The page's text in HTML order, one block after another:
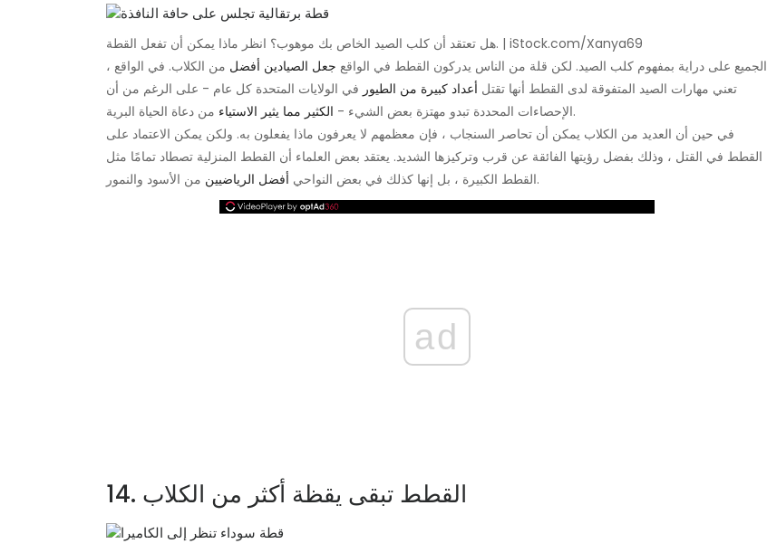
هل تعتقد أن كلب الصيد الخاص بك موهوب؟ انظر ماذا يمكن أن تفعل القطة. | iStock.com/Xanya69
الجميع على دراية بمفهوم كلب الصيد. لكن قلة من الناس يدركون القطط في الواقع جعل الصيادين أفضل من الكلاب. في الواقع ،
تعني مهارات الصيد المتفوقة لدى القطط أنها تقتل أعداد كبيرة من الطيور في الولايات المتحدة كل عام - على الرغم من أن
الإحصاءات المحددة تبدو مهتزة بعض الشيء - الكثير مما يثير الاستياء
من دعاة الحياة البرية.
في حين أن العديد من الكلاب يمكن أن تحاصر السنجاب ، فإن معظمهم لا يعرفون ماذا يفعلون به. ولكن يمكن الاعتماد على
القطط في القتل ، وذلك بفضل رؤيتها الفائقة عن قرب وتركيزها الشديد. يعتقد بعض العلماء أن القطط المنزلية تصطاد تمامًا مثل
القطط الكبيرة ، بل إنها كذلك في بعض النواحي أفضل الرياضيين من الأسود والنمور.
ad
14. القطط تبقى يقظة أكثر من الكلاب